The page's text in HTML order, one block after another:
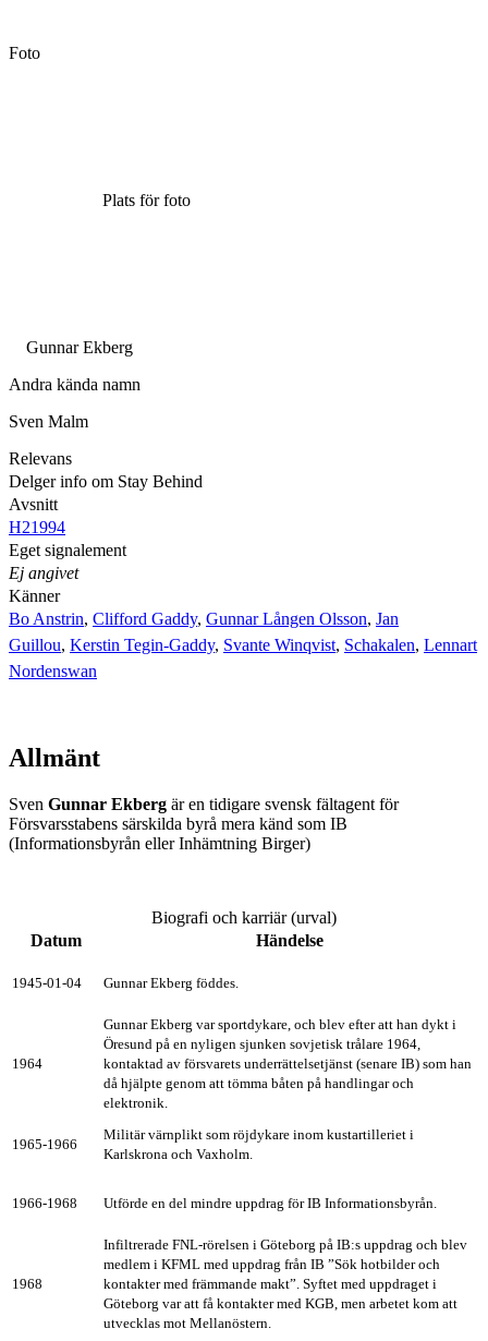
Foto
Plats för foto
Gunnar Ekberg
Andra kända namn
Sven Malm
Relevans
Delger info om Stay Behind
Avsnitt
H21994
Eget signalement
Ej angivet
Känner
Bo Anstrin, Clifford Gaddy, Gunnar Lången Olsson, Jan
Guillou, Kerstin Tegin-Gaddy, Svante Winqvist, Schakalen, Lennart
Nordenswan
Allmänt
Sven Gunnar Ekberg är en tidigare svensk fältagent för
Försvarsstabens särskilda byrå mera känd som IB
(Informationsbyrån eller Inhämtning Birger)
Biografi och karriär (urval)
Datum
Händelse
1945-01-04 Gunnar Ekberg föddes.
1964
Gunnar Ekberg var sportdykare, och blev efter att han dykt i
Öresund på en nyligen sjunken sovjetisk trålare 1964,
kontaktad av försvarets underrättelsetjänst (senare IB) som han
då hjälpte genom att tömma båten på handlingar och
elektronik.
1965-1966
Militär värnplikt som röjdykare inom kustartilleriet i
Karlskrona och Vaxholm.
1966-1968 Utförde en del mindre uppdrag för IB Informationsbyrån.
1968
Infiltrerade FNL-rörelsen i Göteborg på IB:s uppdrag och blev
medlem i KFML med uppdrag från IB ”Sök hotbilder och
kontakter med främmande makt”. Syftet med uppdraget i
Göteborg var att få kontakter med KGB, men arbetet kom att
utvecklas mot Mellanöstern.